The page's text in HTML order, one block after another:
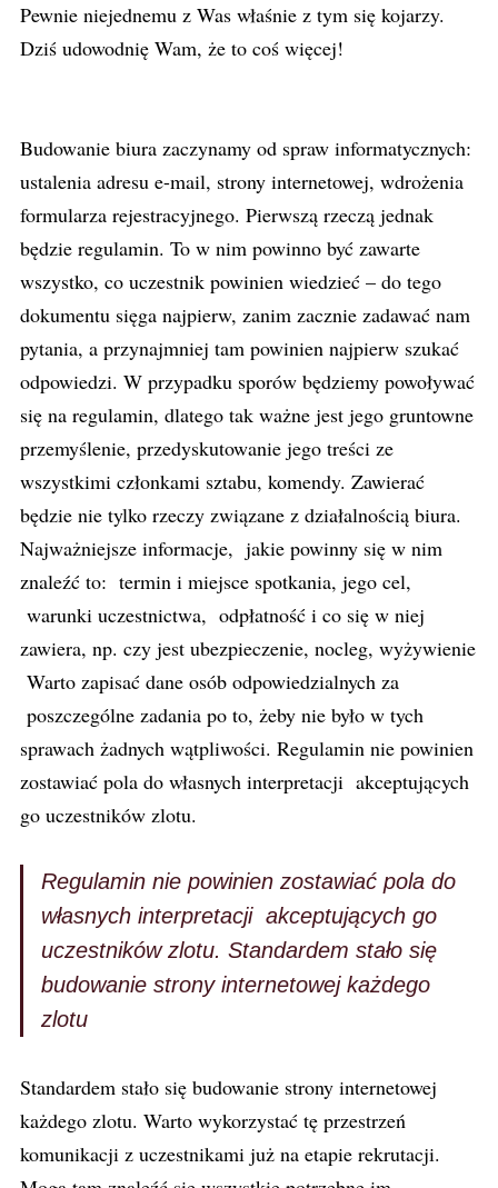
Pewnie niejednemu z Was właśnie z tym się kojarzy.
Dziś udowodnię Wam, że to coś więcej!
Budowanie biura zaczynamy od spraw informatycznych:
ustalenia adresu e-mail, strony internetowej, wdrożenia
formularza rejestracyjnego. Pierwszą rzeczą jednak
będzie regulamin. To w nim powinno być zawarte
wszystko, co uczestnik powinien wiedzieć – do tego
dokumentu sięga najpierw, zanim zacznie zadawać nam
pytania, a przynajmniej tam powinien najpierw szukać
odpowiedzi. W przypadku sporów będziemy powoływać
się na regulamin, dlatego tak ważne jest jego gruntowne
przemyślenie, przedyskutowanie jego treści ze
wszystkimi członkami sztabu, komendy. Zawierać
będzie nie tylko rzeczy związane z działalnością biura.
Najważniejsze informacje, jakie powinny się w nim
znaleźć to: termin i miejsce spotkania, jego cel,
warunki uczestnictwa, odpłatność i co się w niej
zawiera, np. czy jest ubezpieczenie, nocleg, wyżywienie
Warto zapisać dane osób odpowiedzialnych za
poszczególne zadania po to, żeby nie było w tych
sprawach żadnych wątpliwości. Regulamin nie powinien
zostawiać pola do własnych interpretacji akceptujących
go uczestników zlotu.
Regulamin nie powinien zostawiać pola do
własnych interpretacji akceptujących go
uczestników zlotu. Standardem stało się
budowanie strony internetowej każdego
zlotu
Standardem stało się budowanie strony internetowej
każdego zlotu. Warto wykorzystać tę przestrzeń
komunikacji z uczestnikami już na etapie rekrutacji.